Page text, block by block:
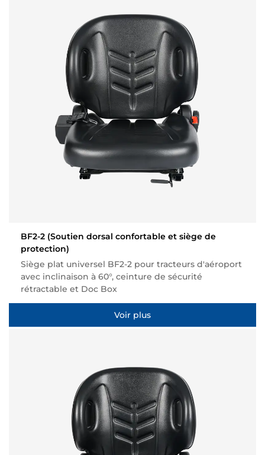
BF2-2 (Soutien dorsal confortable et siège de
protection)
Siège plat universel BF2-2 pour tracteurs d'aéroport
avec inclinaison à 60°, ceinture de sécurité
rétractable et Doc Box
Voir plus